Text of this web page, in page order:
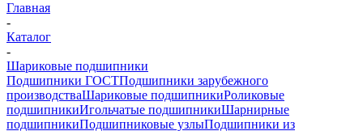
Главная
-
Каталог
-
Шариковые подшипники
Подшипники ГОСТПодшипники зарубежного
производстваШариковые подшипникиРоликовые
подшипникиИгольчатые подшипникиШарнирные
подшипникиПодшипниковые узлыПодшипники из